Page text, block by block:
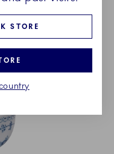
STORE